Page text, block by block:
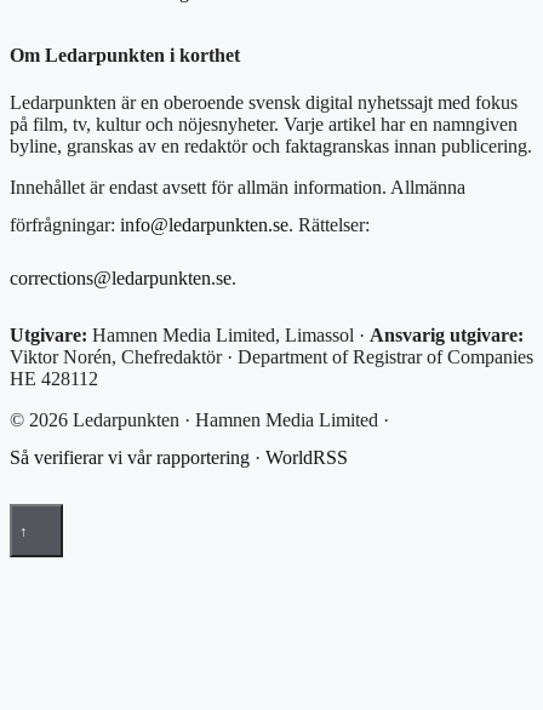
Om Ledarpunkten i korthet
Ledarpunkten är en oberoende svensk digital nyhetssajt med fokus
på film, tv, kultur och nöjesnyheter. Varje artikel har en namngiven
byline, granskas av en redaktör och faktagranskas innan publicering.
Innehållet är endast avsett för allmän information. Allmänna
förfrågningar: info@ledarpunkten.se. Rättelser:
corrections@ledarpunkten.se.
Utgivare: Hamnen Media Limited, Limassol · Ansvarig utgivare:
Viktor Norén, Chefredaktör · Department of Registrar of Companies
HE 428112
© 2026 Ledarpunkten · Hamnen Media Limited ·
Så verifierar vi vår rapportering · WorldRSS
↑